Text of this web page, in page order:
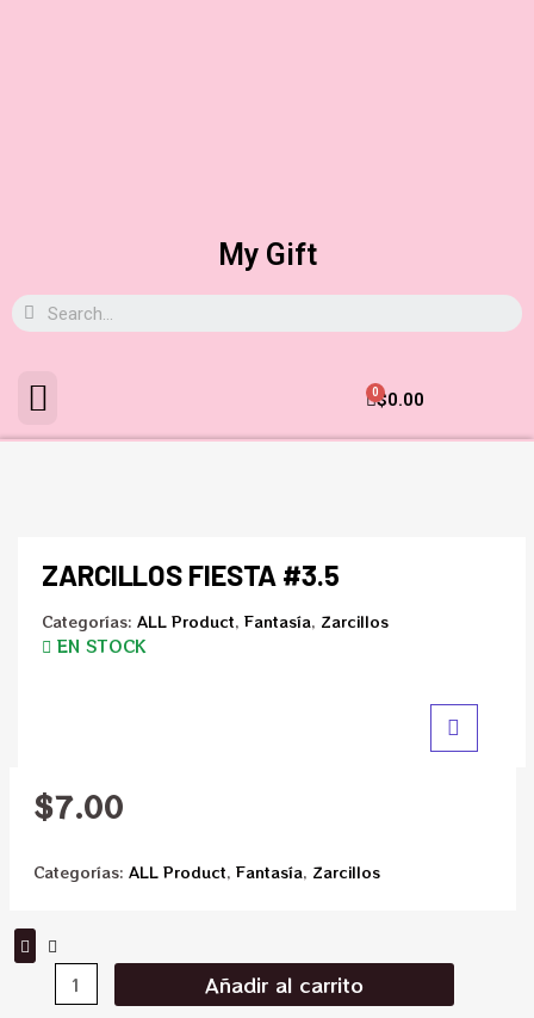
My Gift
$0.00
0
ZARCILLOS FIESTA #3.5
Categorías: ALL Product, Fantasía, Zarcillos
EN STOCK
$7.00
Categorías: ALL Product, Fantasía, Zarcillos
Añadir al carrito